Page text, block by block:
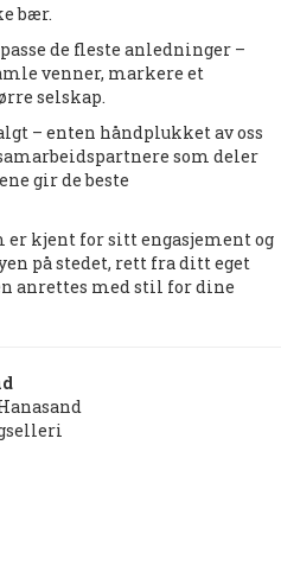
bær.
de fleste anledninger –
venner, markere et
selskap.
– enten håndplukket av oss
som deler
gir de beste
kjent for sitt engasjement og
på stedet, rett fra ditt eget
anrettes med stil for dine